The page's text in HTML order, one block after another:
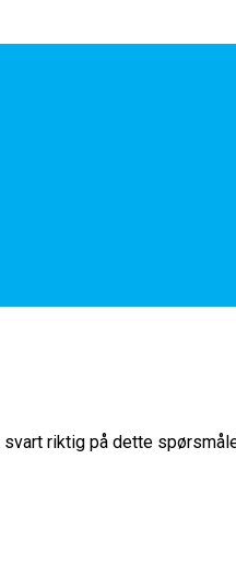
riktig på dette